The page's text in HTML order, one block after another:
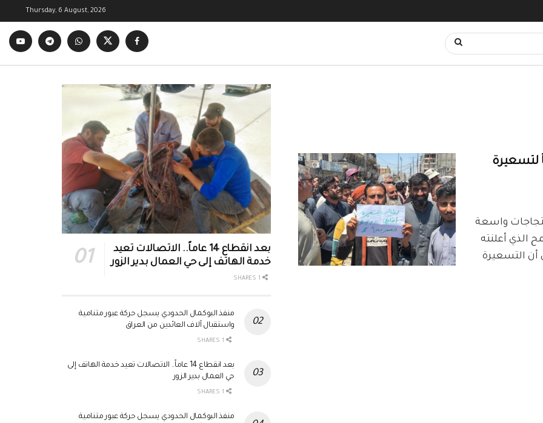
Thursday, 6 August, 2026
لتسعيرة
واسعة
الذي أعلنته
لموسم 2026، معتبرين أن التسعيرة
بعد انقطاع 14 عاماً.. الاتصالات تعيد
خدمة الهاتف إلى حي العمال بدير الزور
منفذ البوكمال الحدودي يسجل حركة عبور متنامية
واستقبال آلاف العائدين من العراق
بعد انقطاع 14 عاماً.. الاتصالات تعيد خدمة الهاتف إلى
حي العمال بدير الزور
منفذ البوكمال الحدودي يسجل حركة عبور متنامية